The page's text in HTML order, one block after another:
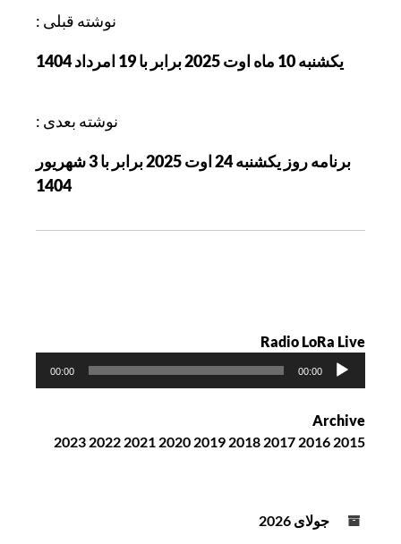
ت
نوشته قبلی :
یکشنبه 10 ماه اوت 2025 برابر با 19 امرداد 1404
نوشته بعدی :
برنامه روز یکشنبه 24 اوت 2025 برابر با 3 شهریور
1404
Radio LoRa Live
ک
ن
ه
00:00
00:00
Archive
2015
2016
2017
2018
2019
2020
2021
2022
2023
جولای 2026